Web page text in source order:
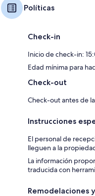
Políticas
Check-in
Inicio de check-in:
Edad mínima para
Check-out
Check-out antes de
Instrucciones
El personal de
lleguen a la
La información
traducida con
Remodelaciones